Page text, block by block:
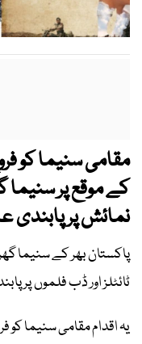
مقامی سنیما کو
کے موقع پر سنیما
نمائش پر پابندی
پاکستان بھر کے سنیما
ٹائٹلز اور ڈب فلموں پر
یہ اقدام مقامی سنیما کو